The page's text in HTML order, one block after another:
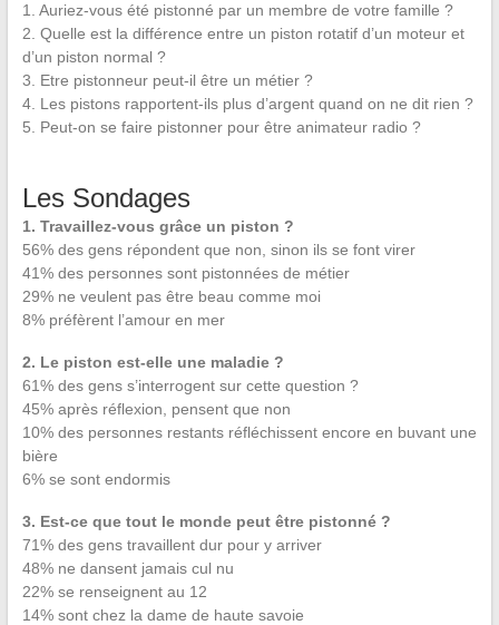
1. Auriez-vous été pistonné par un membre de votre famille ?
2. Quelle est la différence entre un piston rotatif d’un moteur et
d’un piston normal ?
3. Etre pistonneur peut-il être un métier ?
4. Les pistons rapportent-ils plus d’argent quand on ne dit rien ?
5. Peut-on se faire pistonner pour être animateur radio ?
Les Sondages
1. Travaillez-vous grâce un piston ?
56% des gens répondent que non, sinon ils se font virer
41% des personnes sont pistonnées de métier
29% ne veulent pas être beau comme moi
8% préfèrent l’amour en mer
2. Le piston est-elle une maladie ?
61% des gens s’interrogent sur cette question ?
45% après réflexion, pensent que non
10% des personnes restants réfléchissent encore en buvant une
bière
6% se sont endormis
3. Est-ce que tout le monde peut être pistonné ?
71% des gens travaillent dur pour y arriver
48% ne dansent jamais cul nu
22% se renseignent au 12
14% sont chez la dame de haute savoie